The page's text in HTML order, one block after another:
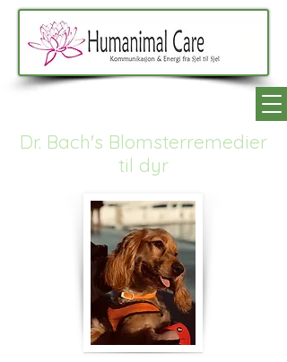
Dr. Bach's Blomsterremedier
til dyr